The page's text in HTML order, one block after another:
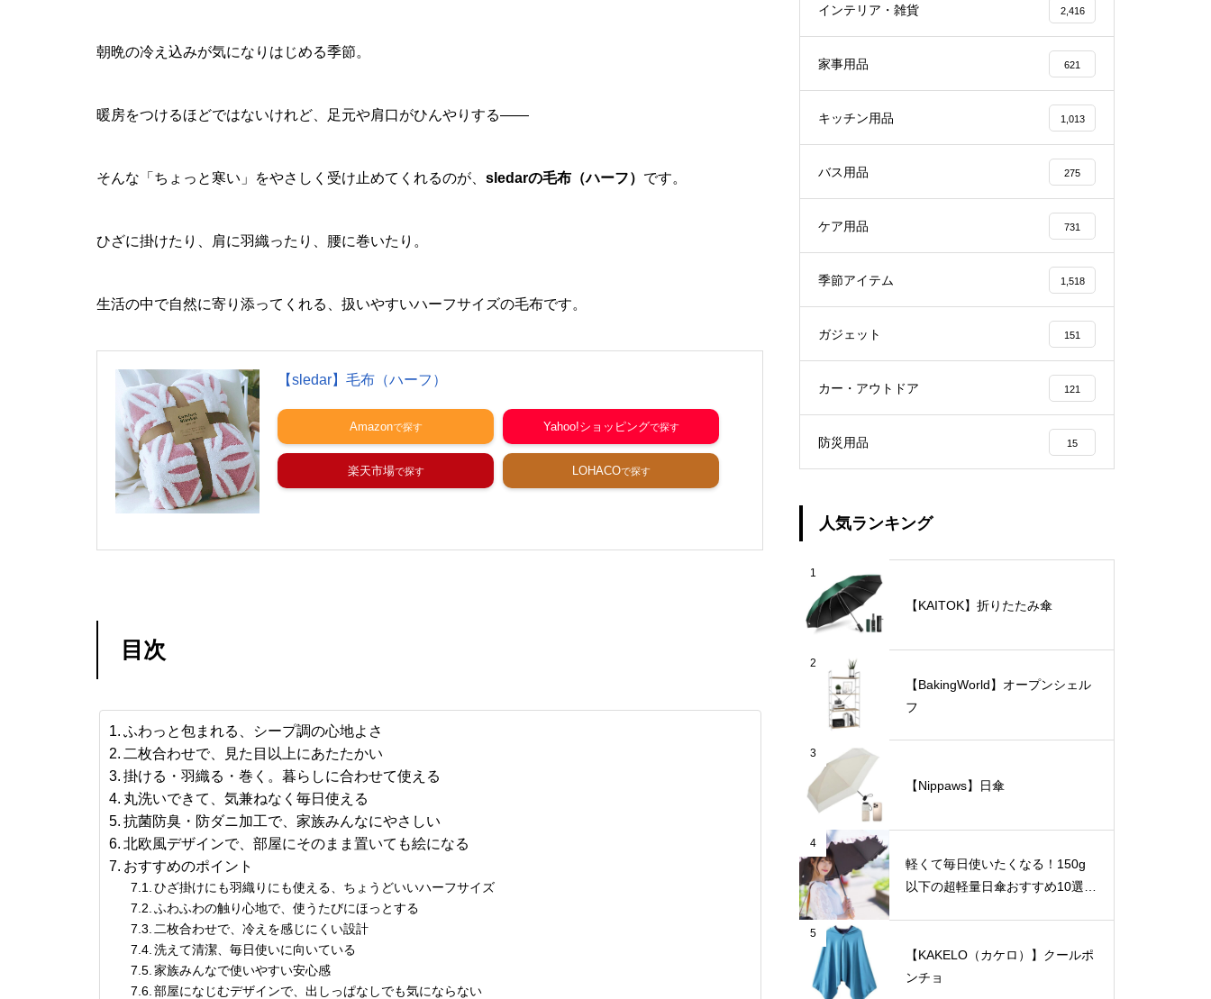
朝晩の冷え込みが気になりはじめる季節。
暖房をつけるほどではないけれど、足元や肩口がひんやりする——
そんな「ちょっと寒い」をやさしく受け止めてくれるのが、 sledarの毛布（ハーフ） です。
ひざに掛けたり、肩に羽織ったり、腰に巻いたり。
生活の中で自然に寄り添ってくれる、扱いやすいハーフサイズの毛布です。
【sledar】毛布（ハーフ）
Amazon Yahoo!ショッピング
楽天市場 LOHACO
目次
ふわっと包まれる、シープ調の心地よさ
二枚合わせで、見た目以上にあたたかい
掛ける・羽織る・巻く。暮らしに合わせて使える
丸洗いできて、気兼ねなく毎日使える
抗菌防臭・防ダニ加工で、家族みんなにやさしい
北欧風デザインで、部屋にそのまま置いても絵になる
おすすめのポイント
ひざ掛けにも羽織りにも使える、ちょうどいいハーフサイズ
ふわふわの触り心地で、使うたびにほっとする
二枚合わせで、冷えを感じにくい設計
洗えて清潔、毎日使いに向いている
家族みんなで使いやすい安心感
部屋になじむデザインで、出しっぱなしでも気にならない
インテリア・雑貨 2,416
家事用品 621
キッチン用品 1,013
バス用品 275
ケア用品 731
季節アイテム 1,518
ガジェット 151
カー・アウトドア 121
防災用品 15
人気ランキング
1
【KAITOK】折りたたみ傘
2
【BakingWorld】オープンシェル
フ
3
【Nippaws】日傘
4
軽くて毎日使いたくなる！150g
以下の超軽量日傘おすすめ10選
5
【KAKELO（カケロ）】クールポ
ンチョ